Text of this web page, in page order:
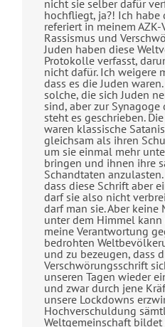
nicht sie selber dafür
hochfliegt, ja?! Ich
referiert in meinem AZK-
Rassismus und
Juden haben diese
Protokolle verfasst,
nicht dafür. Ich weigere
dass es die Juden
solche, die sich Juden
sind, aber zur Synagoge
steht es geschrieben.
waren klassische
gleichsam als ihren
um sie einmal mehr
bringen und ihnen ihre
Schandtaten
dass diese Schrift aber
darf sie also nicht
darf man sie. Aber keine
unter dem Himmel
meine Verantwortung
bedrohten
und zu bezeugen, dass
Verschwörungsschrift
unseren Tagen wieder
und zwar durch jene
unsere Lockdowns
Hochverschuldung
Weltgemeinschaft bildet